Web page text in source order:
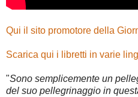
Qui il sito promotore della
Scarica qui i libretti in varie
"Sono semplicemente un
del suo pellegrinaggio in